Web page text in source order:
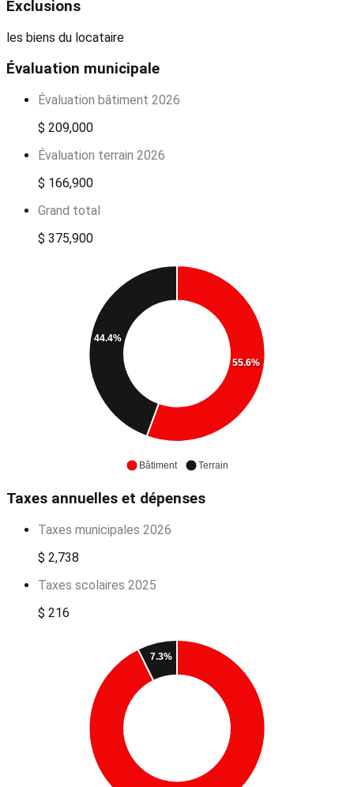
Exclusions
les biens du locataire
Évaluation municipale
Évaluation bâtiment 2026
$ 209,000
Évaluation terrain 2026
$ 166,900
Grand total
$ 375,900
55.6%
44.4%
Bâtiment Terrain
Taxes annuelles et dépenses
Taxes municipales 2026
$ 2,738
Taxes scolaires 2025
$ 216
7.3%